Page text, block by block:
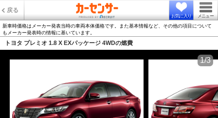
戻る
お気に入り メニュー
新車時価格はメーカー発表当時の車両本体価格です。また基本情報など、その他の項目について
もメーカー発表時の情報に基いています。
トヨタ プレミオ 1.8 X EXパッケージ 4WDの燃費
1/3